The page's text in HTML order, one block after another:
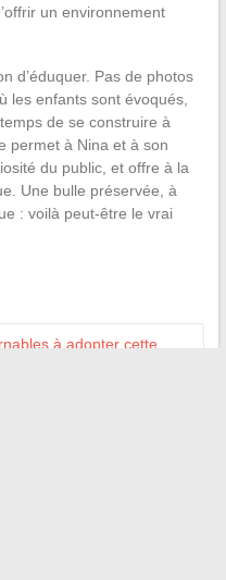
un environnement
d’éduquer. Pas de photos
les enfants sont évoqués,
de se construire à
permet à Nina et à son
du public, et offre à la
Une bulle préservée, à
: voilà peut-être le vrai
à adopter cette